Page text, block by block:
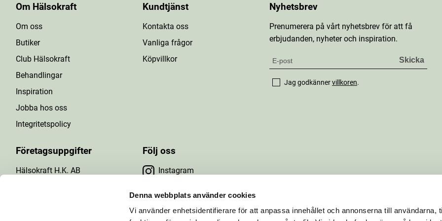
Denna webbplats använder cookies
Vi använder enhetsidentifierare för att anpassa innehållet och annonserna till användarna,
Om Hälsokraft
Om oss
Butiker
Club Hälsokraft
Behandlingar
Inspiration
Jobba hos oss
Integritetspolicy
Kundtjänst
Kontakta oss
Vanliga frågor
Köpvillkor
Företagsuppgifter
Hälsokraft H.K. AB
Följ oss
Instagram
Facebook
YouTube
Nyhetsbrev
Prenumerera på vårt nyhetsbrev för att få
erbjudanden, nyheter och inspiration.
Jag godkännervillkoren.